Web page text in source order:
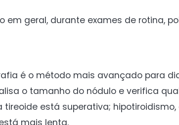
em geral, durante exames de rotina,
é o método mais avançado para
o tamanho do nódulo e verifica
tireoide está superativa;